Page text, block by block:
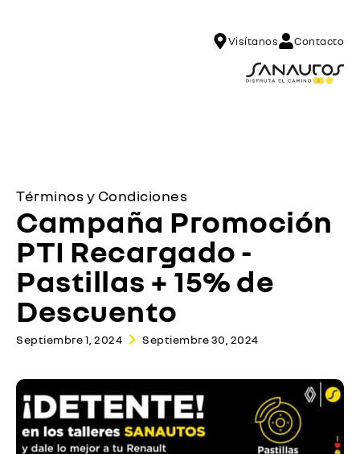
Visítanos Contacto
Términos y Condiciones
Campaña Promoción
PTI Recargado -
Pastillas + 15% de
Descuento
Septiembre 1, 2024 Septiembre 30, 2024